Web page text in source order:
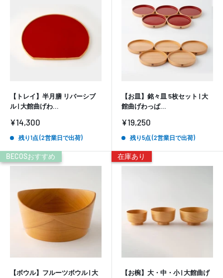
【トレイ】半月膳 リバーシブ
ル | 大館曲げわ...
販
価
¥14,300
残り1点 (2営業日で出荷)
【お皿】銘々皿 5枚セット | 大
館曲げわっぱ...
販
価
¥19,250
残り5点 (2営業日で出荷)
BECOSおすすめ
【ボウル】フルーツボウル | 大
在庫あり
【お椀】大・中・小 | 大館曲げ